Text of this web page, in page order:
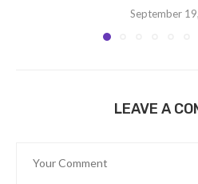
September
LEAVE A